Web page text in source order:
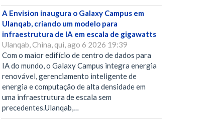
A Envision inaugura o Galaxy Campus em
Ulanqab, criando um modelo para
infraestrutura de IA em escala de gigawatts
Ulanqab, China, qui, ago 6 2026 19:39
Com o maior edifício de centro de dados para
IA do mundo, o Galaxy Campus integra energia
renovável, gerenciamento inteligente de
energia e computação de alta densidade em
uma infraestrutura de escala sem
precedentes.Ulanqab,…